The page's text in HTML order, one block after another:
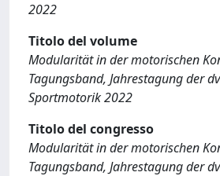
2022
Titolo del volume
Modularität in der motorischen
Tagungsband, Jahrestagung der
Sportmotorik 2022
Titolo del congresso
Modularität in der motorischen
Tagungsband, Jahrestagung der